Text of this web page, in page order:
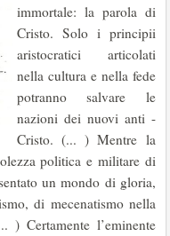
immortale: la parola di
Cristo. Solo i principii
aristocratici articolati
nella cultura e nella fede
potranno salvare le
nazioni dei nuovi anti -
Cristo. (... ) Mentre la
politica e militare di
un mondo di gloria,
di mecenatismo nella
) Certamente l’eminente